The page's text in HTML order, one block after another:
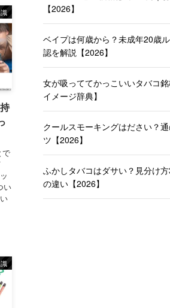
で
い
【2026】
ベイプは何歳から？未成年20歳
認を解説【2026】
女が吸っててかっこいいタバコ
イメージ辞典】
クールスモーキングはださい？
ツ【2026】
ふかしタバコはダサい？見分け
の違い【2026】